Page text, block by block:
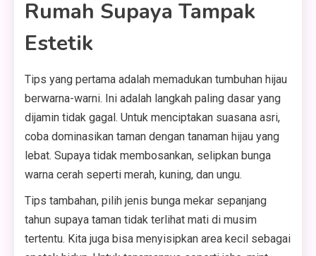
Rumah Supaya Tampak
Estetik
Tips yang pertama adalah memadukan tumbuhan hijau
berwarna-warni. Ini adalah langkah paling dasar yang
dijamin tidak gagal. Untuk menciptakan suasana asri,
coba dominasikan taman dengan tanaman hijau yang
lebat. Supaya tidak membosankan, selipkan bunga
warna cerah seperti merah, kuning, dan ungu.
Tips tambahan, pilih jenis bunga mekar sepanjang
tahun supaya taman tidak terlihat mati di musim
tertentu. Kita juga bisa menyisipkan area kecil sebagai